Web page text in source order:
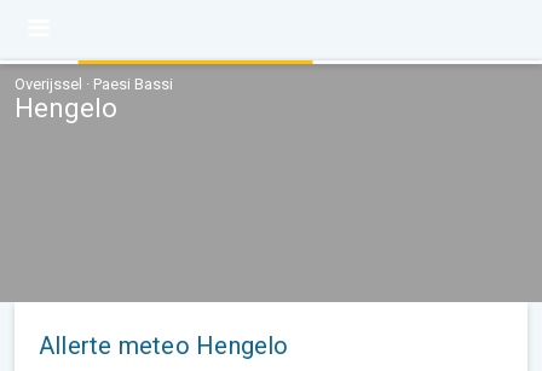
Overijssel · Paesi Bassi
Hengelo
Allerte meteo Hengelo